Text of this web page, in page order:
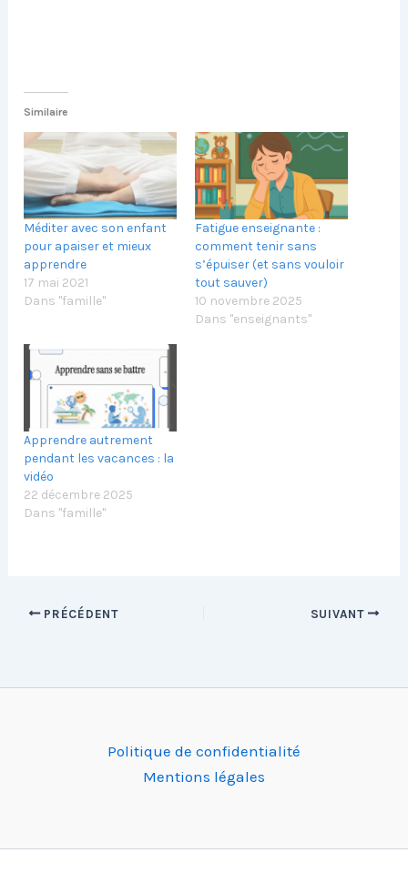
Similaire
Méditer avec son enfant
pour apaiser et mieux
apprendre
17 mai 2021
Dans "famille"
Fatigue enseignante :
comment tenir sans
s’épuiser (et sans vouloir
tout sauver)
10 novembre 2025
Dans "enseignants"
Apprendre autrement
pendant les vacances : la
vidéo
22 décembre 2025
Dans "famille"
PRÉCÉDENT SUIVANT
Politique de confidentialité
Mentions légales